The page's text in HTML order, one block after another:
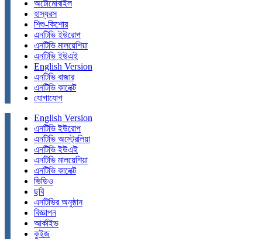
অটোমোবাইল
হাস্যরস
শিশু-কিশোর
এনটিভি ইউরোপ
এনটিভি মালয়েশিয়া
এনটিভি ইউএই
English Version
এনটিভি বাজার
এনটিভি কানেক্ট
যোগাযোগ
English Version
এনটিভি ইউরোপ
এনটিভি অস্ট্রেলিয়া
এনটিভি ইউএই
এনটিভি মালয়েশিয়া
এনটিভি কানেক্ট
ভিডিও
ছবি
এনটিভির অনুষ্ঠান
বিজ্ঞাপন
আর্কাইভ
কুইজ